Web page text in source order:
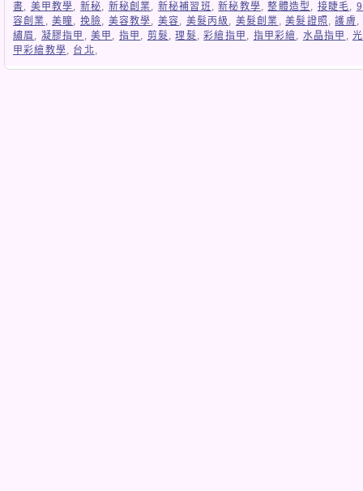
書, 美甲教學, 新秘, 新秘創業, 新秘補習班 ,新秘教學,整體造型 , 接睫毛,
容創業 ,美瞳, 挽臉, 美容教學, 美容, 美髮丙級 , 美髮創業 ,美髮證照 ,護膚 ,
繡眉 , 凝膠指甲 ,美甲 , 指甲 , 剪髮,理髮,彩繪指甲 , 指甲彩繪, 水晶指甲 ,
甲彩繪教學, 台北,